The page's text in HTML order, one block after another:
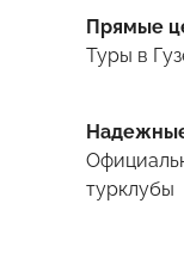
Прямые
Туры в
турклубы